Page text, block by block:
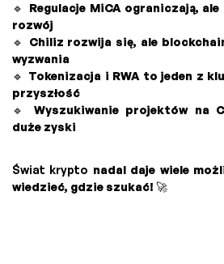
🔹 Regulacje MiCA ograniczają,
rozwój
🔹 Chiliz rozwija się, ale
wyzwania
🔹 Tokenizacja i RWA to jeden z
przyszłość
🔹Wyszukiwanie projektów na
duże zyski
Świat krypto nadal daje wiele
wiedzieć, gdzie szukać! 🚀